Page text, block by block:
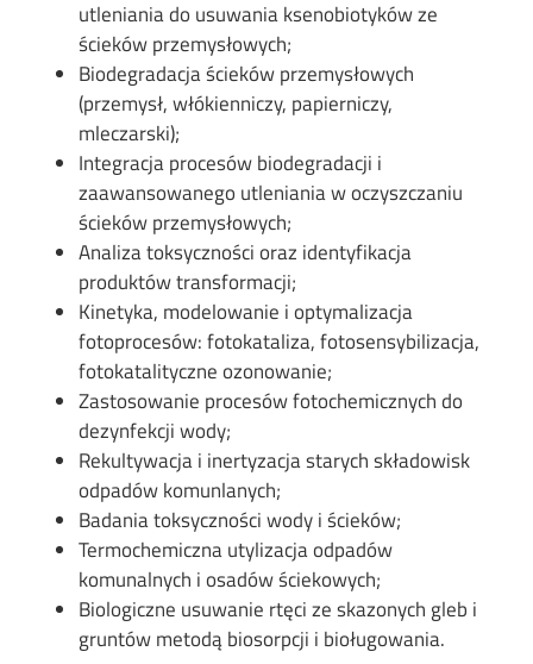
utleniania do usuwania ksenobiotyków ze
ścieków przemysłowych;
Biodegradacja ścieków przemysłowych
(przemysł, włókienniczy, papierniczy,
mleczarski);
Integracja procesów biodegradacji i
zaawansowanego utleniania w oczyszczaniu
ścieków przemysłowych;
Analiza toksyczności oraz identyfikacja
produktów transformacji;
Kinetyka, modelowanie i optymalizacja
fotoprocesów: fotokataliza, fotosensybilizacja,
fotokatalityczne ozonowanie;
Zastosowanie procesów fotochemicznych do
dezynfekcji wody;
Rekultywacja i inertyzacja starych składowisk
odpadów komunlanych;
Badania toksyczności wody i ścieków;
Termochemiczna utylizacja odpadów
komunalnych i osadów ściekowych;
Biologiczne usuwanie rtęci ze skazonych gleb i
gruntów metodą biosorpcji i bioługowania.